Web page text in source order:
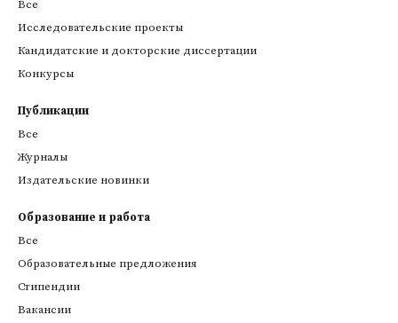
Все
Исследовательские проекты
Кандидатские и докторские диссертации
Конкурсы
Публикации
Все
Журналы
Издательские новинки
Образование и работа
Все
Образовательные предложения
Стипендии
Вакансии